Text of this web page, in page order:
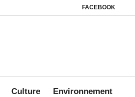
FACEBOOK
mobilisés pour Jonathan :
Culture Environnement